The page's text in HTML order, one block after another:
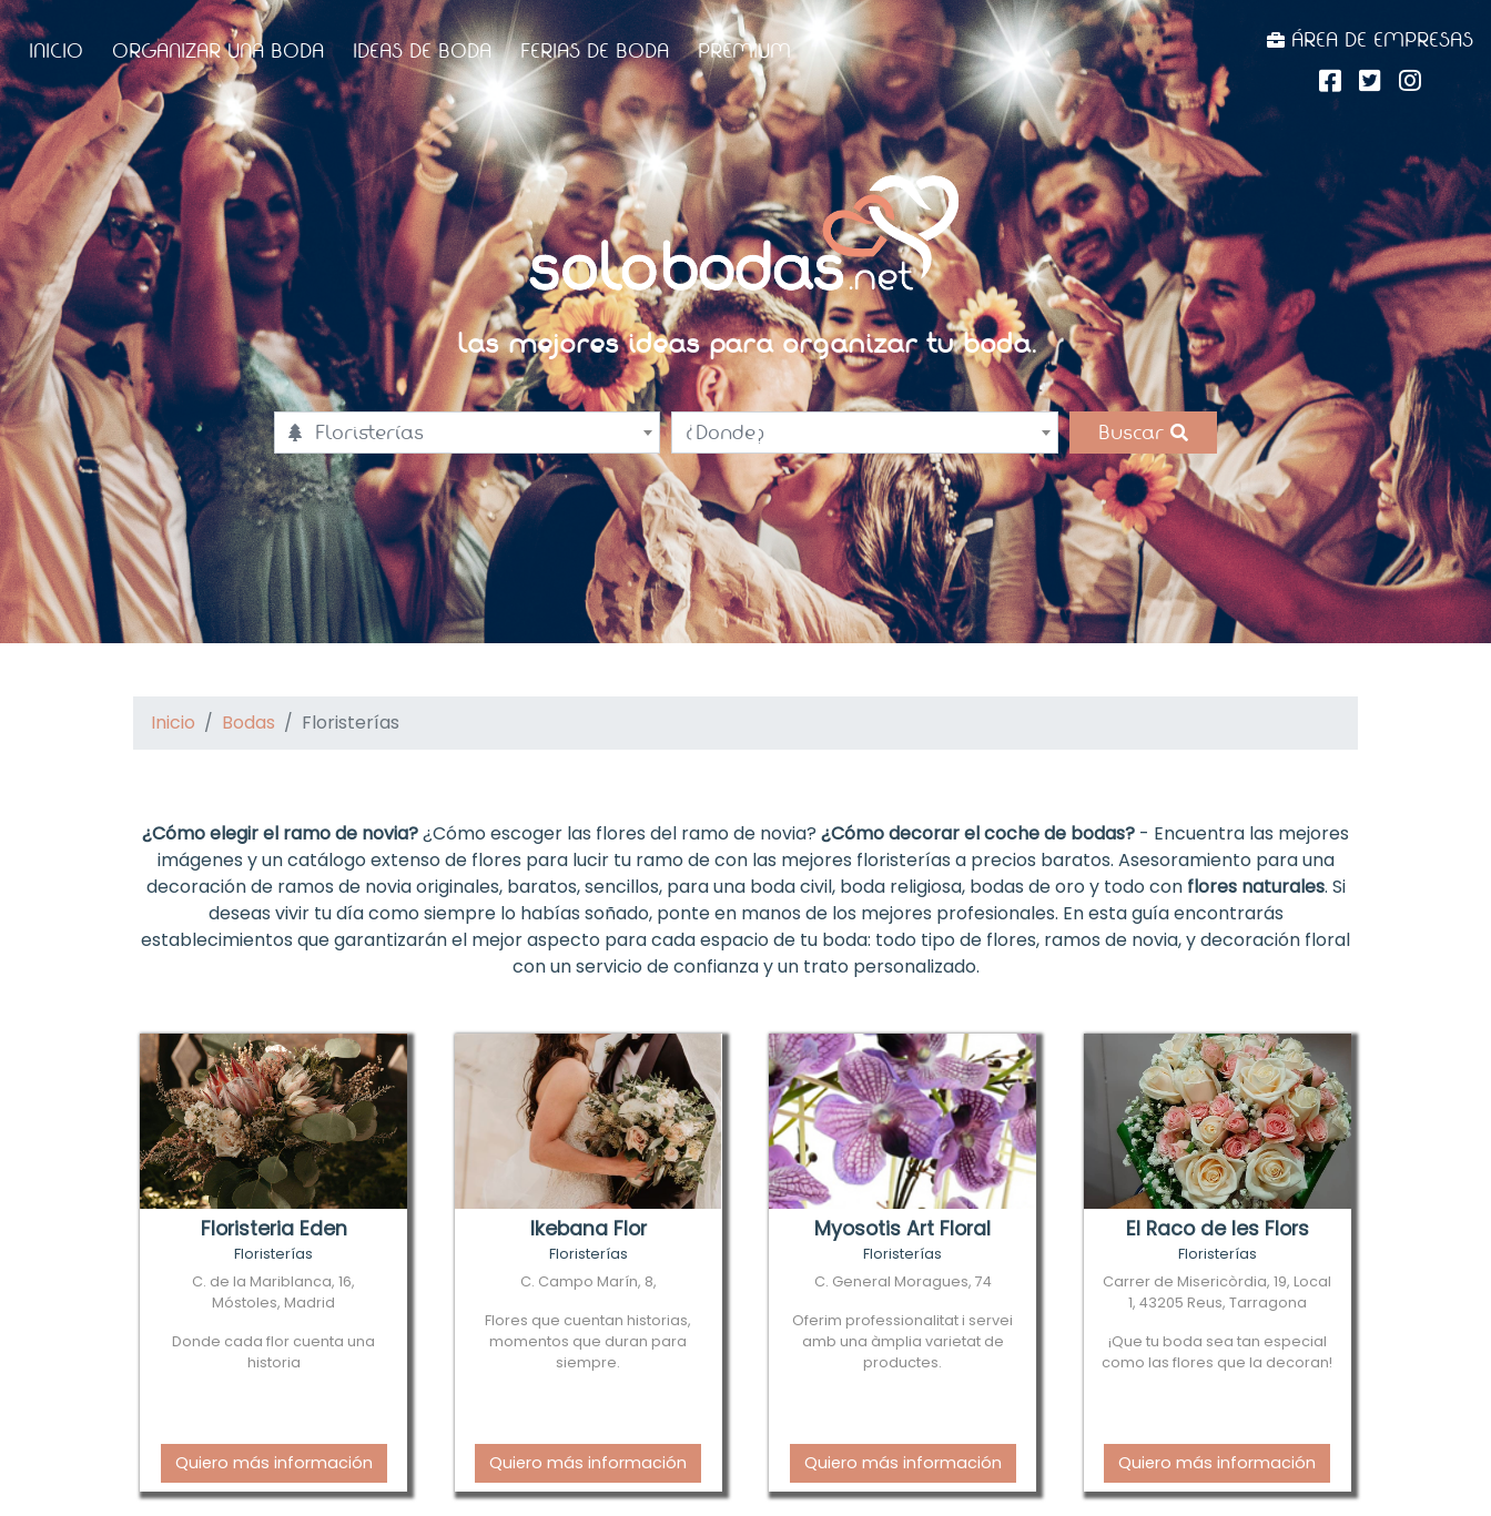
INICIO ORGANIZAR UNA BODA IDEAS DE BODA FERIAS DE BODA PREMIUM ÁREA DE EMPRESAS
Las mejores ideas para organizar tu boda.
Floristerías ¿Donde? Buscar
Inicio Bodas Floristerías
¿Cómo elegir el ramo de novia?¿Cómo escoger las flores del ramo de novia? ¿Cómo decorar el coche de bodas? - Encuentra las mejores
imágenes y un catálogo extenso de flores para lucir tu ramo de con las mejores floristerías a precios baratos. Asesoramiento para una
decoración de ramos de novia originales, baratos, sencillos, para una boda civil, boda religiosa, bodas de oro y todo con flores naturales. Si
deseas vivir tu día como siempre lo habías soñado, ponte en manos de los mejores profesionales. En esta guía encontrarás
establecimientos que garantizarán el mejor aspecto para cada espacio de tu boda: todo tipo de flores, ramos de novia, y decoración floral
con un servicio de confianza y un trato personalizado.
Floristeria Eden
Floristerías
C. de la Mariblanca, 16,
Móstoles, Madrid
Donde cada flor cuenta una
historia
Quiero más información
Ikebana Flor
Floristerías
C. Campo Marín, 8,
Flores que cuentan historias,
momentos que duran para
siempre.
Quiero más información
Myosotis Art Floral
Floristerías
C. General Moragues, 74
Oferim professionalitat i servei
amb una àmplia varietat de
productes.
Quiero más información
El Raco de les Flors
Floristerías
Carrer de Misericòrdia, 19, Local
1, 43205 Reus, Tarragona
¡Que tu boda sea tan especial
como las flores que la decoran!
Quiero más información